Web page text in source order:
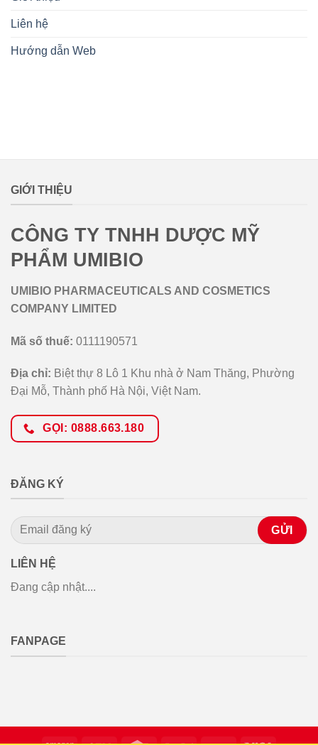
Liên hệ
Hướng dẫn Web
GIỚI THIỆU
CÔNG TY TNHH DƯỢC MỸ
PHẨM UMIBIO
UMIBIO PHARMACEUTICALS AND COSMETICS
COMPANY LIMITED
Mã số thuế: 0111190571
Địa chỉ: Biệt thự 8 Lô 1 Khu nhà ở Nam Thăng, Phường
Đại Mỗ, Thành phố Hà Nội, Việt Nam.
GỌI: 0888.663.180
ĐĂNG KÝ
LIÊN HỆ
Đang cập nhật....
FANPAGE